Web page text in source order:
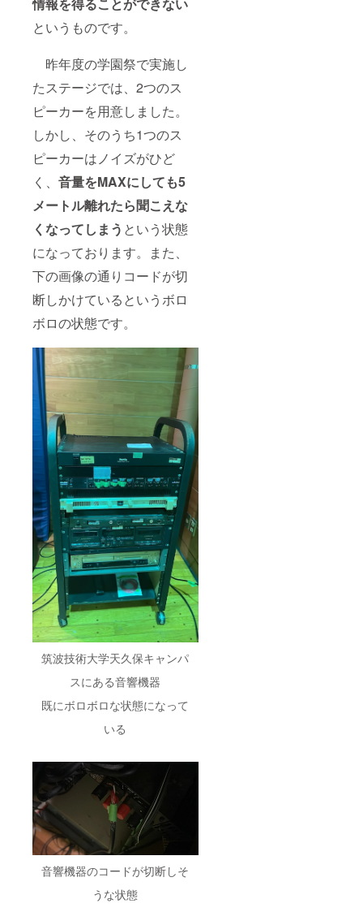
というものです。
昨年度の学園祭で実施し
たステージでは、2つのス
ピーカーを用意しました。
しかし、そのうち1つのス
ピーカーはノイズがひど
く、 音量をMAXにしても5
メートル離れたら聞こえな
くなってしまう という状態
になっております。また、
下の画像の通りコードが切
断しかけているというボロ
ボロの状態です。
筑波技術大学天久保キャンパ
スにある音響機器
既にボロボロな状態になって
いる
音響機器のコードが切断しそ
うな状態